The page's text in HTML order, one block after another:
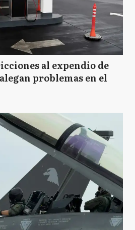
Arenales
Pinto
Viamonte
Villegas
Yrigoyen
al expendio de
problemas en el